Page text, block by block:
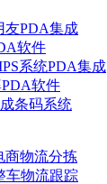
友PDA集成
软件
系统PDA集成
软件
条码系统
商物流分拣
车物流跟踪